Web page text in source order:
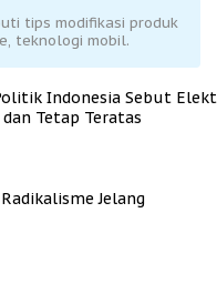
tips modifikasi produk
teknologi mobil.
Indonesia Sebut
Tetap Teratas
Jelang